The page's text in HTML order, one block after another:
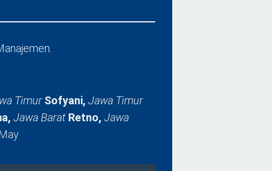
TimurSofyani, Jawa Timur
Jawa Barat Retno, Jawa